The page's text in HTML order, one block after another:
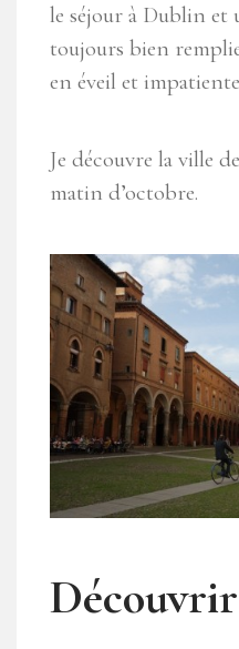
le séjour à Dublin et
toujours bien
en éveil et
Je découvre la ville
matin d’octobre.